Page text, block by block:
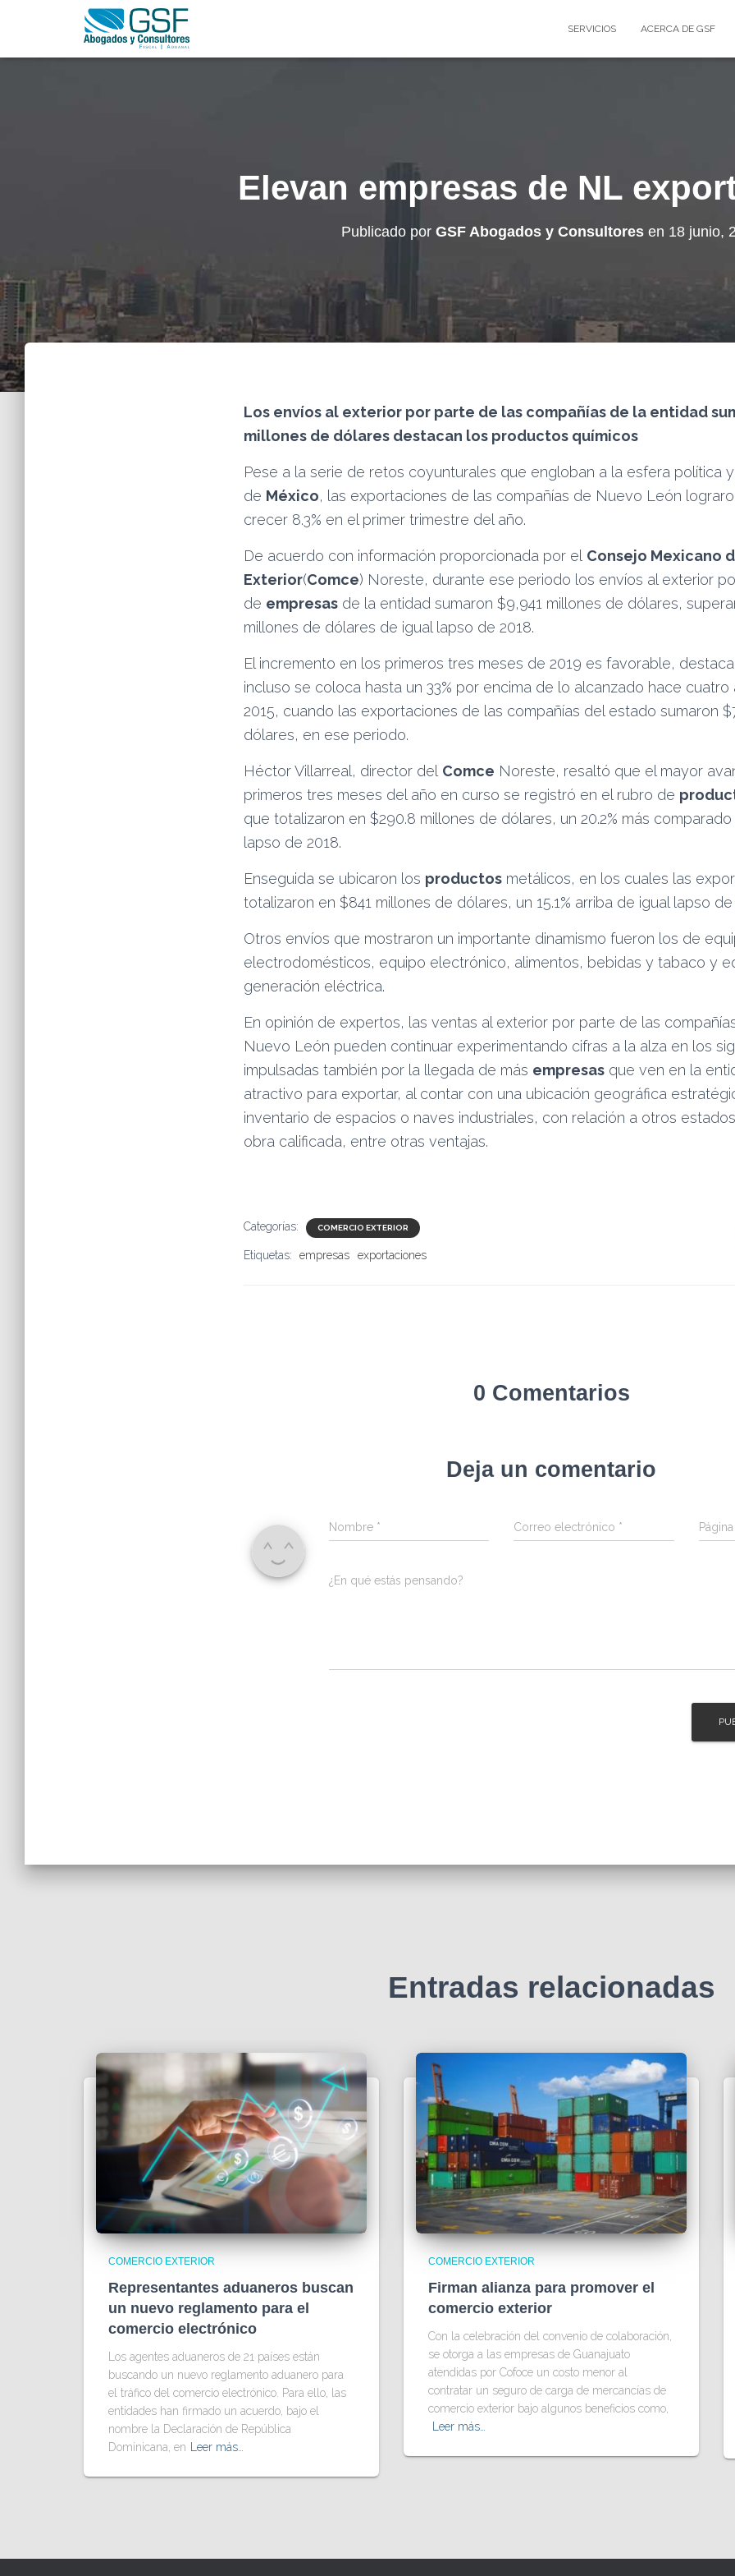
SERVICIOS ACERCA DE GSF
Elevan empresas de NL
Publicado por GSF Abogados y Consultores en 18 junio,
Los envíos al exterior por parte de las compañías de la entidad
millones de dólares destacan los productos químicos
Pese a la serie de retos coyunturales que engloban a la esfera política
de México, las exportaciones de las compañías de Nuevo León
crecer 8.3% en el primer trimestre del año.
De acuerdo con información proporcionada por el Consejo Mexicano
Exterior(Comce) Noreste, durante ese periodo los envíos al exterior
de empresas de la entidad sumaron $9,941 millones de dólares,
millones de dólares de igual lapso de 2018.
El incremento en los primeros tres meses de 2019 es favorable,
incluso se coloca hasta un 33% por encima de lo alcanzado hace cuatro
2015, cuando las exportaciones de las compañías del estado sumaron
dólares, en ese periodo.
Héctor Villarreal, director del Comce Noreste, resaltó que el mayor
primeros tres meses del año en curso se registró en el rubro de
que totalizaron en $290.8 millones de dólares, un 20.2% más
lapso de 2018.
Enseguida se ubicaron los productos metálicos, en los cuales las
totalizaron en $841 millones de dólares, un 15.1% arriba de igual lapso
Otros envíos que mostraron un importante dinamismo fueron los de
electrodomésticos, equipo electrónico, alimentos, bebidas y tabaco y
generación eléctrica.
En opinión de expertos, las ventas al exterior por parte de las
Nuevo León pueden continuar experimentando cifras a la alza en los
impulsadas también por la llegada de más empresas que ven en la
atractivo para exportar, al contar con una ubicación geográfica
inventario de espacios o naves industriales, con relación a otros
obra calificada, entre otras ventajas.
Categorías: COMERCIO EXTERIOR
Etiquetas: empresas exportaciones
0 Comentarios
Deja un comentario
Nombre * Correo electrónico *
¿En qué estás pensando?
Entradas relacionadas
COMERCIO EXTERIOR
Representantes aduaneros buscan
un nuevo reglamento para el
comercio electrónico
Los agentes aduaneros de 21 países están
buscando un nuevo reglamento aduanero para
el tráfico del comercio electrónico. Para ello, las
entidades han firmado un acuerdo, bajo el
nombre la Declaración de República
Dominicana, en
Leer más…
COMERCIO EXTERIOR
Firman alianza para promover el
comercio exterior
Con la celebración del convenio de colaboración,
se otorga a las empresas de Guanajuato
atendidas por Cofoce un costo menor al
contratar un seguro de carga de mercancías de
comercio exterior bajo algunos beneficios como,
Leer más…